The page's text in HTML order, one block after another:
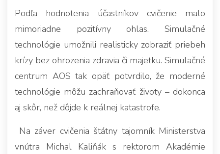
Podľa hodnotenia účastníkov cvičenie malo
mimoriadne pozitívny ohlas. Simulačné
technológie umožnili realisticky zobraziť priebeh
krízy bez ohrozenia zdravia či majetku. Simulačné
centrum AOS tak opäť potvrdilo, že moderné
technológie môžu zachraňovať životy – dokonca
aj skôr, než dôjde k reálnej katastrofe.
Na záver cvičenia štátny tajomník Ministerstva
vnútra Michal Kaliňák s rektorom Akadémie